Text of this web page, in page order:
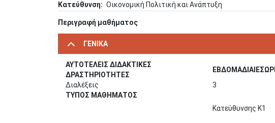
Κατεύθυνση Οικονομική Πολιτική και Ανάπτυξη
Περιγραφή μαθήματος
ΓΕΝΙΚΑ
ΑΥΤΟΤΕΛΕΙΣ ΔΙΔΑΚΤΙΚΕΣ
ΔΡΑΣΤΗΡΙΟΤΗΤΕΣ
Διαλέξεις
3
ΤΥΠΟΣ ΜΑΘΗΜΑΤΟΣ
Κατεύθυνσης Κ1